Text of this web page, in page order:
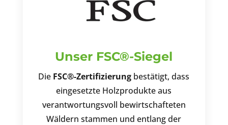
Unser FSC®-Siegel
Die FSC®-Zertifizierung bestätigt, dass
eingesetzte Holzprodukte aus
verantwortungsvoll bewirtschafteten
Wäldern stammen und entlang der